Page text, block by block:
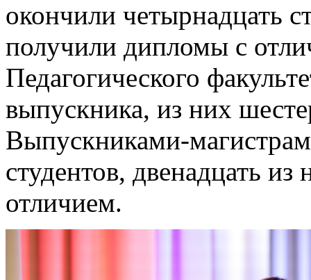
окончили четырнадцать
получили дипломы с
Педагогического
выпускника, из них
Выпускниками-
студентов, двенадцать
отличием.